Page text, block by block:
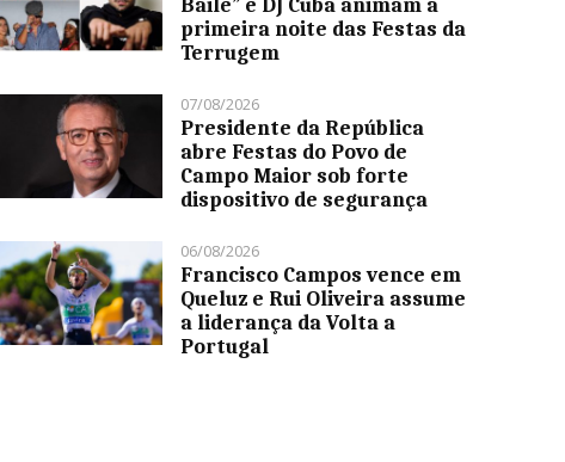
Baile” e DJ Cuba animam a
primeira noite das Festas da
Terrugem
07/08/2026
Presidente da República
abre Festas do Povo de
Campo Maior sob forte
dispositivo de segurança
06/08/2026
Francisco Campos vence em
Queluz e Rui Oliveira assume
a liderança da Volta a
Portugal